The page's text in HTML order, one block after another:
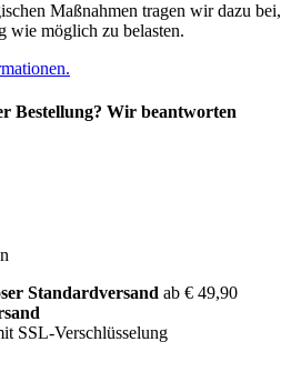
Maßnahmen tragen wir dazu bei,
wie möglich zu belasten.
Bestellung? Wir beantworten
Standardversand ab € 49,90
SSL-Verschlüsselung